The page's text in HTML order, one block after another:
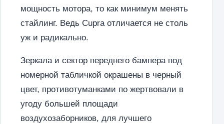
мощность мотора, то как минимум менять
стайлинг. Ведь Cupra отличается не столь
уж и радикально.
Зеркала и сектор переднего бампера под
номерной табличкой окрашены в черный
цвет, противотуманками по жертвовали в
угоду большей площади
воздухозаборников, для лучшего